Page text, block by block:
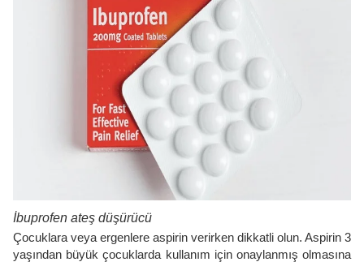
İbuprofen ateş düşürücü
Çocuklara veya ergenlere aspirin verirken dikkatli olun. Aspirin 3
yaşından büyük çocuklarda kullanım için onaylanmış olmasına